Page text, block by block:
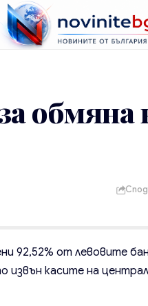
обмяна
92,52% от левовите
извън касите на